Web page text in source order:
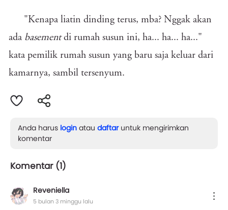
"Kenapa liatin dinding terus, mba? Nggak akan
ada basementdi rumah susun ini, ha... ha... ha..."
kata pemilik rumah susun yang baru saja keluar dari
kamarnya, sambil tersenyum.
Anda harus login atau daftaruntuk mengirimkan
komentar
Komentar (1)
Reveniella
5 bulan 3 minggu lalu